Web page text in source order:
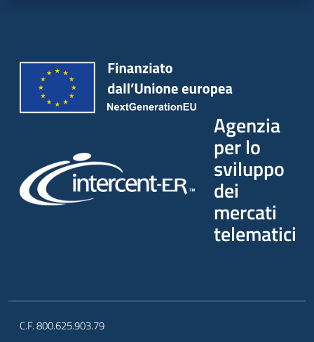
Agenzia
per lo
sviluppo
dei
mercati
telematici
C.F. 800.625.903.79